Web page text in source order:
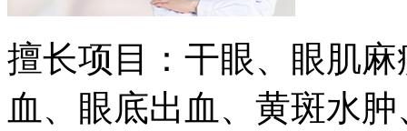
擅长项目： 干眼、眼肌
血、眼底出血、黄斑水